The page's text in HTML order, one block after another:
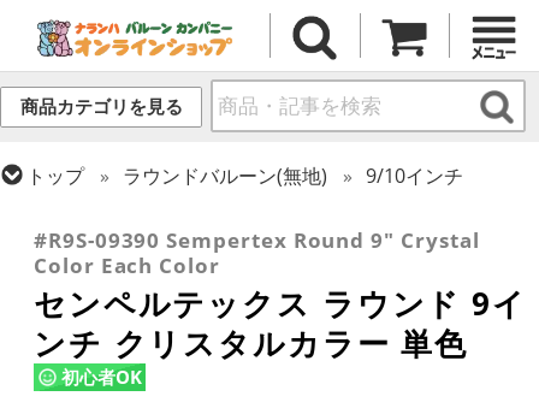
商品カテゴリを見る
トップ ラウンドバルーン(無地)
9/10インチ
#R9S-09390 Sempertex Round 9" Crystal
Color Each Color
センペルテックス ラウンド 9イ
ンチ クリスタルカラー 単色
初心者OK